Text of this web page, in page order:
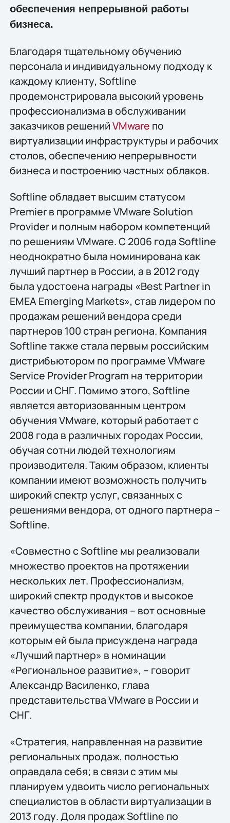
обеспечения непрерывной работы
бизнеса.
Благодаря тщательному обучению
персонала и индивидуальному подходу к
каждому клиенту, Softline
продемонстрировала высокий уровень
профессионализма в обслуживании
заказчиков решенийVMware по
виртуализации инфраструктуры и рабочих
столов, обеспечению непрерывности
бизнеса и построению частных облаков.
Softline обладает высшим статусом
Premier в программе VMware Solution
Provider и полным набором компетенций
по решениям VMware. С 2006 года Softline
неоднократно была номинирована как
лучший партнер в России, а в 2012 году
была удостоена награды «Best Partner in
EMEA Emerging Markets», став лидером по
продажам решений вендора среди
партнеров 100 стран региона. Компания
Softline также стала первым российским
дистрибьютором по программе VMware
Service Provider Program на территории
России и СНГ. Помимо этого, Softline
является авторизованным центром
обучения VMware, который работает с
2008 года в различных городах России,
обучая сотни людей технологиям
производителя. Таким образом, клиенты
компании имеют возможность получить
широкий спектр услуг, связанных с
решениями вендора, от одного партнера –
Softline.
«Совместно с Softline мы реализовали
множество проектов на протяжении
нескольких лет. Профессионализм,
широкий спектр продуктов и высокое
качество обслуживания – вот основные
преимущества компании, благодаря
которым ей была присуждена награда
«Лучший партнер» в номинации
«Региональное развитие», – говорит
Александр Василенко, глава
представительства VMware в России и
СНГ.
«Стратегия, направленная на развитие
региональных продаж, полностью
оправдала себя; в связи с этим мы
планируем удвоить число региональных
специалистов в области виртуализации в
2013 году. Доля продаж Softline по